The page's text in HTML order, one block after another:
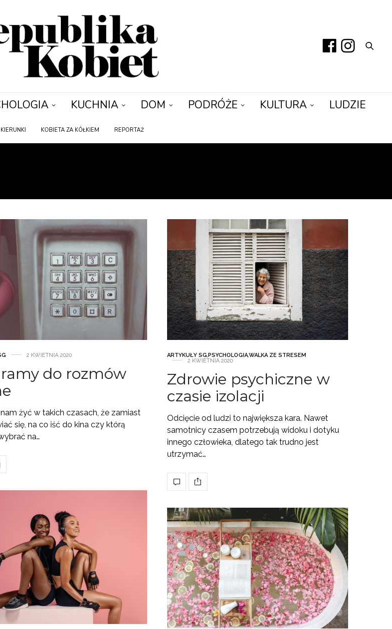
KUCHNIA DOM PODRÓŻE KULTURA LUDZIE
KIERUNKI KOBIETA ZA KÓŁKIEM REPORTAŻ
2 KWIETNIA 2020
do rozmów
nam żyć w takich czasach, że zamiast
się, na co iść do kina czy którą
na…
ARTYKUŁY SG,PSYCHOLOGIA,WALKA ZE STRESEM
2 KWIETNIA 2020
Zdrowie psychiczne w
czasie izolacji
Odcięcie od ludzi to największa kara. Nawet
samotnicy czasem potrzebują widoku i dotyku
innego człowieka, dlatego tak trudno jest
utrzymać…